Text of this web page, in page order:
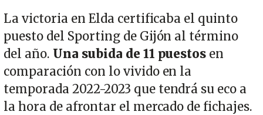
La victoria en Elda certificaba el quinto
puesto del Sporting de Gijón al término
del año. Una subida de 11 puestos en
comparación con lo vivido en la
temporada 2022-2023 que tendrá su eco a
la hora de afrontar el mercado de fichajes.